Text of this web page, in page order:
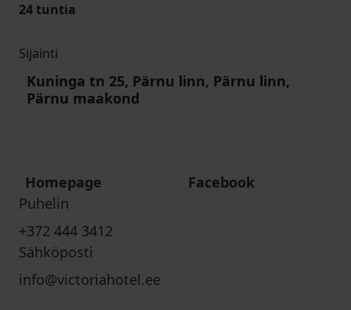
24 tuntia
Sijainti
Kuninga tn 25, Pärnu linn, Pärnu linn,
Pärnu maakond
Homepage
Facebook
Puhelin
+372 444 3412
Sähköposti
info@victoriahotel.ee